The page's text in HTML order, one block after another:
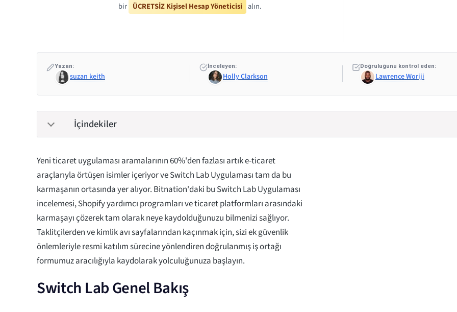
bir ÜCRETSİZ Kişisel Hesap Yöneticisi alın.
Yazan:
suzan keith
İnceleyen:
Holly Clarkson
Doğruluğunu kontrol eden:
Lawrence Woriji
İçindekiler
Yeni ticaret uygulaması aramalarının 60%'den fazlası artık e-ticaret
araçlarıyla örtüşen isimler içeriyor ve Switch Lab Uygulaması tam da bu
karmaşanın ortasında yer alıyor. Bitnation'daki bu Switch Lab Uygulaması
incelemesi, Shopify yardımcı programları ve ticaret platformları arasındaki
karmaşayı çözerek tam olarak neye kaydolduğunuzu bilmenizi sağlıyor.
Taklitçilerden ve kimlik avı sayfalarından kaçınmak için, sizi ek güvenlik
önlemleriyle resmi katılım sürecine yönlendiren doğrulanmış iş ortağı
formumuz aracılığıyla kaydolarak yolculuğunuza başlayın.
Switch Lab Genel Bakış